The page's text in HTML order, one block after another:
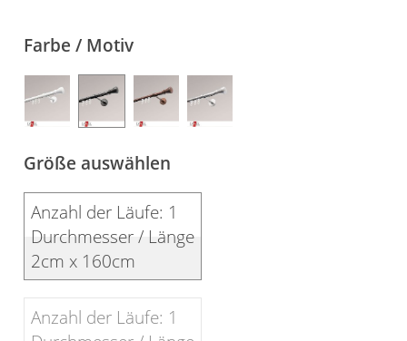
Panneaux
Farbe / Motiv
Größe auswählen
Anzahl der Läufe: 1
Durchmesser / Länge
2cm x 160cm
Anzahl der Läufe: 1